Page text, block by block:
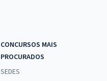
CONCURSOS MAIS
PROCURADOS
SEDES